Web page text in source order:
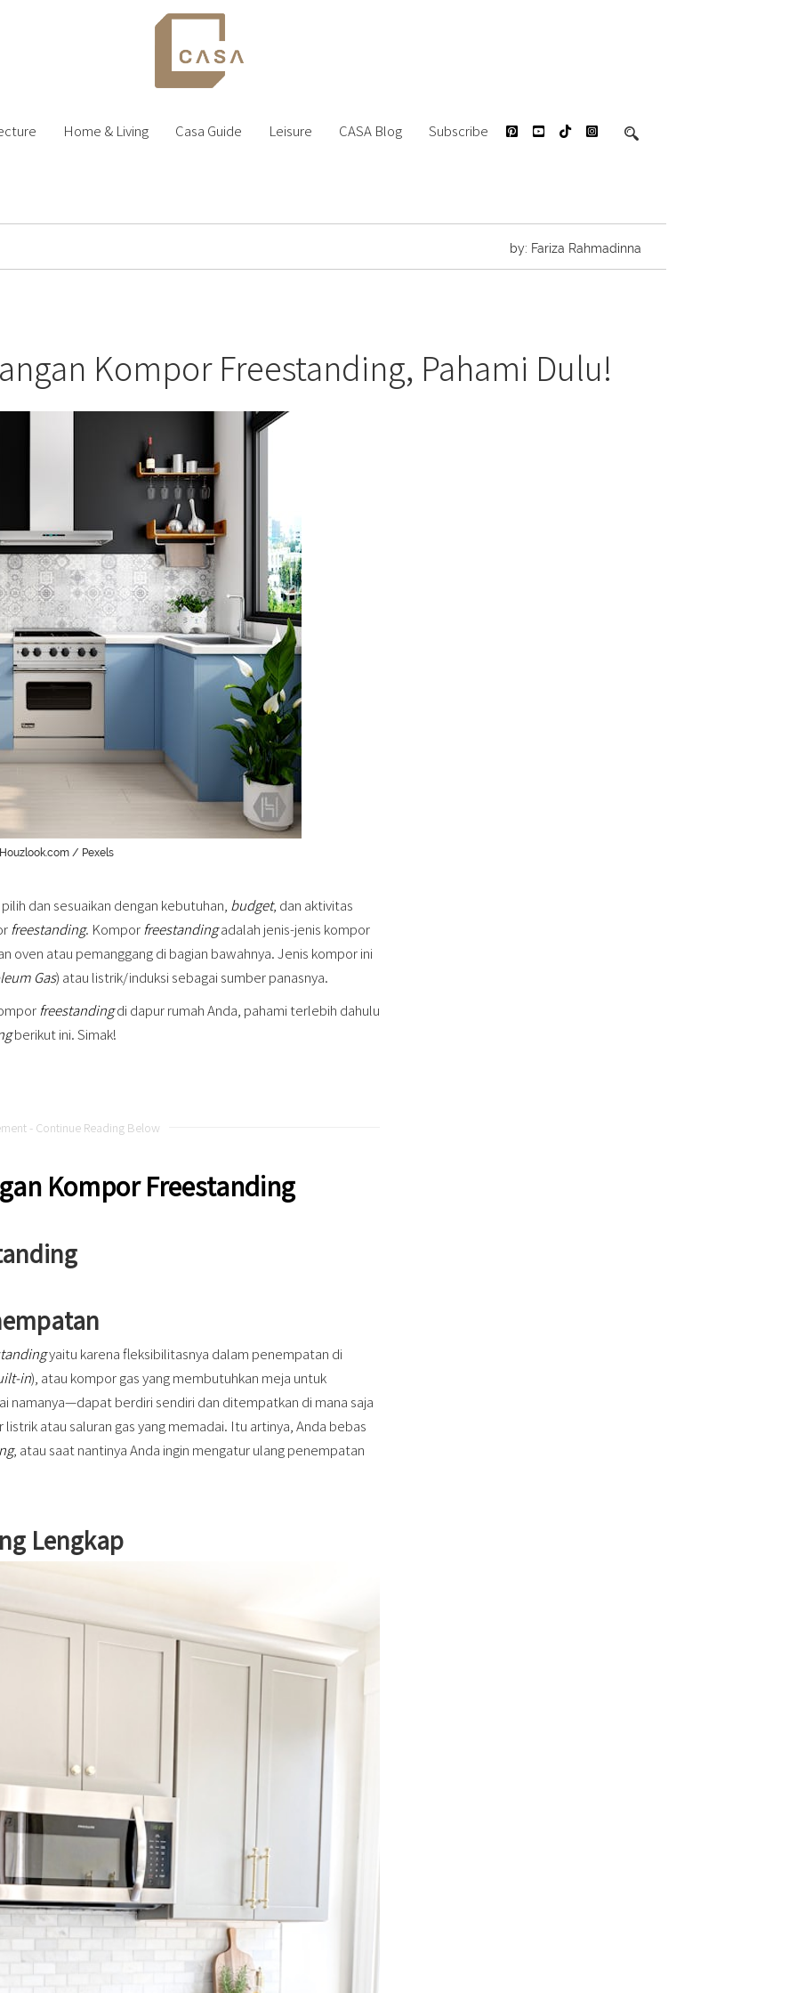
Home & Living Casa Guide Leisure CASA Blog Subscribe
by: Fariza Rahmadinna
Kompor Freestanding, Pahami Dulu!
/ Pexels
dan sesuaikan dengan kebutuhan, budget, dan aktivitas
freestanding. Kompor freestandingadalah jenis-jenis kompor
oven atau pemanggang di bagian bawahnya. Jenis kompor ini
Gas) atau listrik/induksi sebagai sumber panasnya.
freestandingdi dapur rumah Anda, pahami terlebih dahulu
berikut ini. Simak!
- Continue Reading Below
Kompor Freestanding
yaitu karena fleksibilitasnya dalam penempatan di
in), atau kompor gas yang membutuhkan meja untuk
namanya—dapat berdiri sendiri dan ditempatkan di mana saja
atau saluran gas yang memadai. Itu artinya, Anda bebas
, atau saat nantinya Anda ingin mengatur ulang penempatan
Lengkap